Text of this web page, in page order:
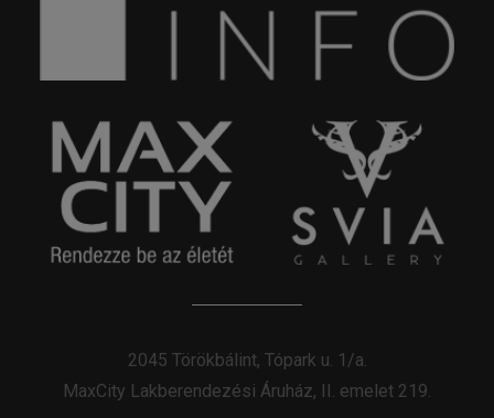
2045 Törökbálint, Tópark u. 1/a.
MaxCity Lakberendezési Áruház, II. emelet 219.